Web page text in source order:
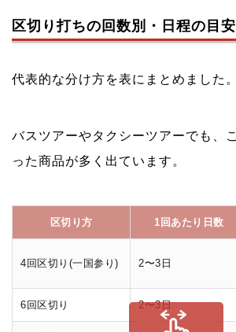
区切り打ちの回数別・日程の目安
代表的な分け方を表にまとめました。
バスツアーやタクシーツアーでも、
った商品が多く出ています。
区切り方 1回あたり日数
4回区切り(一国参り) 2〜3日
6回区切り 2〜3日